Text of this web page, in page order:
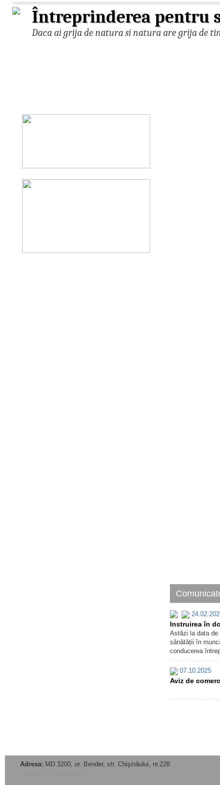
Întreprinderea pentru
Daca ai grija de natura si natura are grija de
Instruirea în
Astăzi la data
sănătății în
conducerea
07.10.2025
Aviz de
Adresa: MD 3200, or. Bender, str. Chişinăului, nr.228